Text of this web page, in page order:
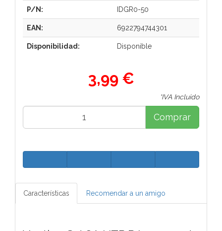
P/N: IDGR0-50
EAN: 6922794744301
Disponibilidad: Disponible
3,99 €
*IVA Incluido
Comprar
Características Recomendar a un amigo